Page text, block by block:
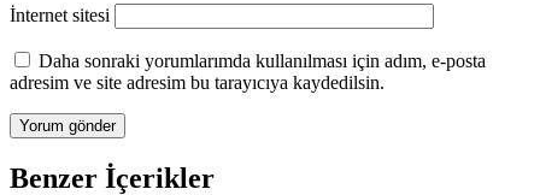
İnternet sitesi
Daha sonraki yorumlarımda kullanılması için adım, e-posta
adresim ve site adresim bu tarayıcıya kaydedilsin.
Benzer İçerikler